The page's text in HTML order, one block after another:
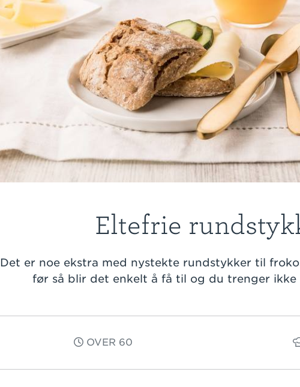
Eltefrie
Det er noe ekstra med nystekte rundstykker til
før så blir det enkelt å få til og du trenger
OVER 60